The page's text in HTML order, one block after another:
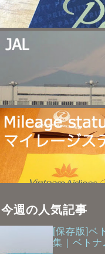
今週の人気記事
[保存版]ベ
集｜ベトナ